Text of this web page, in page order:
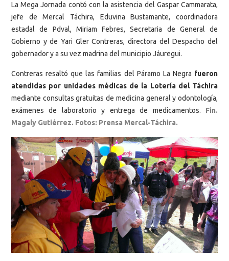
La Mega Jornada contó con la asistencia del Gaspar Cammarata,
jefe de Mercal Táchira, Eduvina Bustamante, coordinadora
estadal de Pdval, Miriam Febres, Secretaria de General de
Gobierno y de Yari Gler Contreras, directora del Despacho del
gobernador y a su vez madrina del municipio Jáuregui.
Contreras resaltó que las familias del Páramo La Negra fueron
atendidas por unidades médicas de la Lotería del Táchira
mediante consultas gratuitas de medicina general y odontología,
exámenes de laboratorio y entrega de medicamentos.
Fin.
Magaly Gutiérrez. Fotos: Prensa Mercal-Táchira.